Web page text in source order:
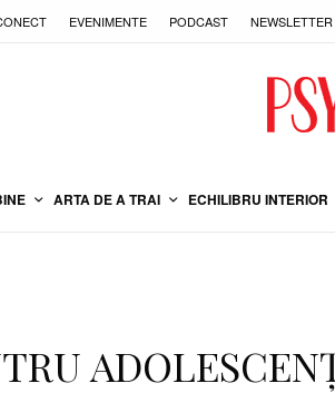
EVENIMENTE PODCAST NEWSLETTER
ARTA DE A TRAI ECHILIBRU INTERIOR